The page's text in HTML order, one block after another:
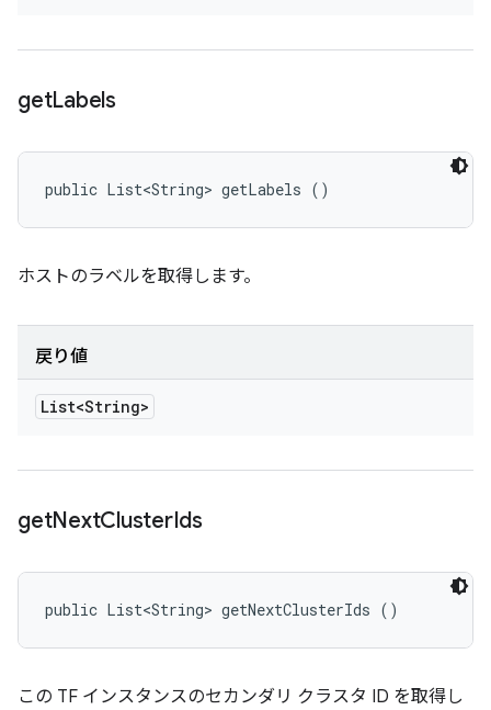
getLabels
public List<String> getLabels ()
ホストのラベルを取得します。
戻り値
List<String>
getNextClusterIds
public List<String> getNextClusterIds ()
この TF インスタンスのセカンダリ クラスタ ID を取得し